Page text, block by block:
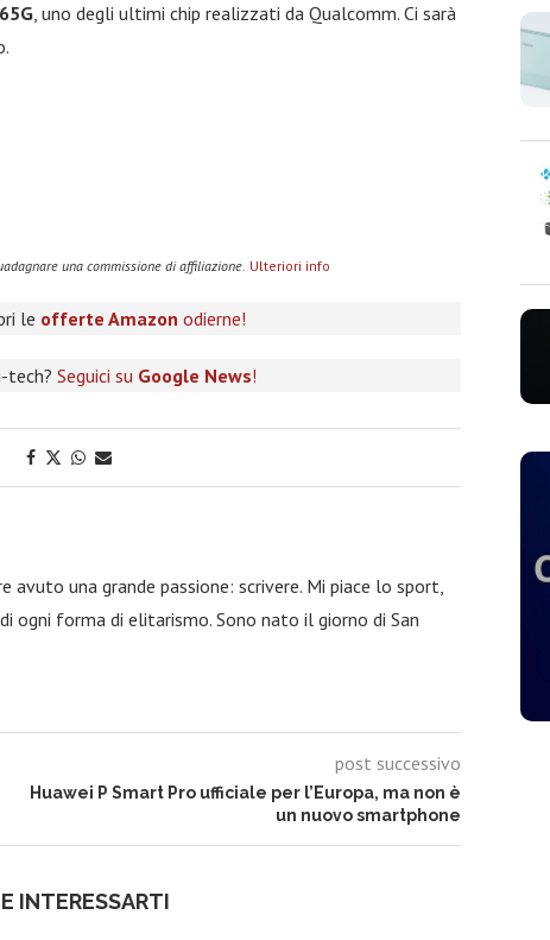
, uno degli ultimi chip realizzati da Qualcomm. Ci sarà
una commissione di affiliazione. Ulteriori info
le offerte Amazon odierne!
tech? Seguici su Google News!
avuto una grande passione: scrivere. Mi piace lo sport,
ogni forma di elitarismo. Sono nato il giorno di San
post successivo
Huawei P Smart Pro ufficiale per l’Europa, ma non è
un nuovo smartphone
INTERESSARTI